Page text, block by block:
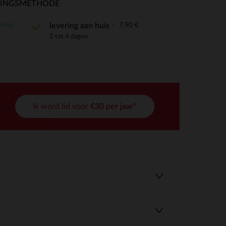
aan te passen en te beheren, en zorgt ervoor dat aan
levering aan huis 7,90 €
2 tot 4 dagen
Ik word lid voor €30 per jaar*